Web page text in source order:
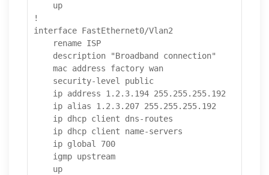
up
!
interface FastEthernet0/Vlan2
rename ISP
description "Broadband connection"
mac address factory wan
security-level public
ip address 1.2.3.194 255.255.255.192
    ip alias 1.2.3.207 255.255.255.192
ip dhcp client dns-routes
ip dhcp client name-servers
ip global 700
igmp upstream
up